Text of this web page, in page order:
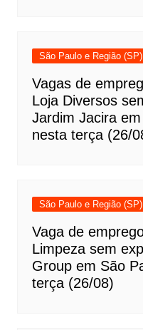
São Paulo e Região (SP)
Vagas de
Loja Diversos
Jardim Jacira
nesta terça (26/
São Paulo e Região (SP)
Vaga de
Limpeza sem
Group em São
terça (26/08)